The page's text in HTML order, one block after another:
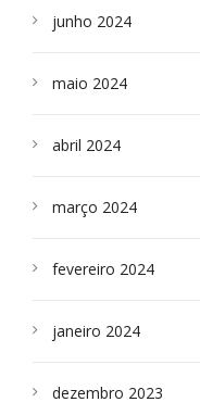
junho 2024
maio 2024
abril 2024
março 2024
fevereiro 2024
janeiro 2024
dezembro 2023